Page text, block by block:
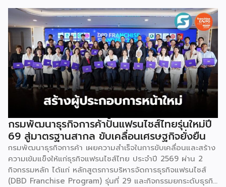
รวมกว่า 250 บูธ บนพื้นที่ 15,000 ตารางเมตร หวังเป็นทาง
เลือกสร้างรายได้เพิ่มและพยุงเศรษฐกิจไทยให้ฟื้นตัว เสิร์ฟครบ
จบในงานด้วยสินเชื่อ และทำเลทองทั่วประเทศ พร้อมเสวนาให้
ความรู้โดยผู้ทรงคุณวุฒิคับคั่ง และกิจกรรมเจรจาจับคู่ธุรกิจทั้งใน
และต่างประเทศ งานจัดต่อเนื่องระหว่างวันที่ 6-9 สิงหาคมนี้ ที่
ฮอลล์ 6-8 อิมแพ็คเมืองทองธานี คาดเม็ดเงินสะพัดในงานราว
220 ล้านบาท นายพูนพงษ์ นัยนาภากรณ์ อธิบดีกรมพัฒนา
ธุรกิจการค้า กระทรวงพาณิชย์ กล่าวว่า งาน ” Franchise Expo
Thailand & Thailand E-Commerce Selection Expo
(TESE 2026) เป็นเวทีแสดงธุรกิจแฟรนไชส์และโซลูชั่นส์แบบครบ
วงจร […]
กรมพัฒนาธุรกิจการค้าปั้นแฟรนไชส์ไทยรุ่นใหม่ปี
69 สู่มาตรฐานสากล ขับเคลื่อนเศรษฐกิจยั่งยืน
กรมพัฒนาธุรกิจการค้า เผยความสำเร็จในการขับเคลื่อนและสร้าง
ความเข้มแข็งให้แก่ธุรกิจแฟรนไชส์ไทย ประจำปี 2569 ผ่าน 2
กิจกรรมหลัก ได้แก่ หลักสูตรการบริหารจัดการธุรกิจแฟรนไชส์
(DBD Franchise Program) รุ่นที่ 29 และกิจกรรมยกระดับธุรกิจ